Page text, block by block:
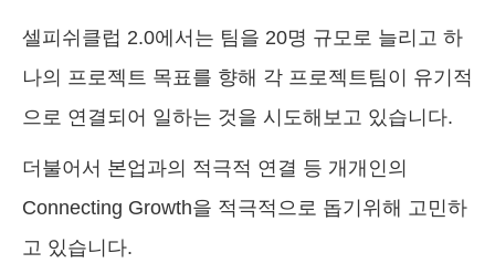
셀피쉬클럽 2.0에서는 팀을 20명 규모로 늘리고 하
나의 프로젝트 목표를 향해 각 프로젝트팀이 유기적
으로 연결되어 일하는 것을 시도해보고 있습니다.
더불어서 본업과의 적극적 연결 등 개개인의
Connecting Growth을 적극적으로 돕기위해 고민하
고 있습니다.